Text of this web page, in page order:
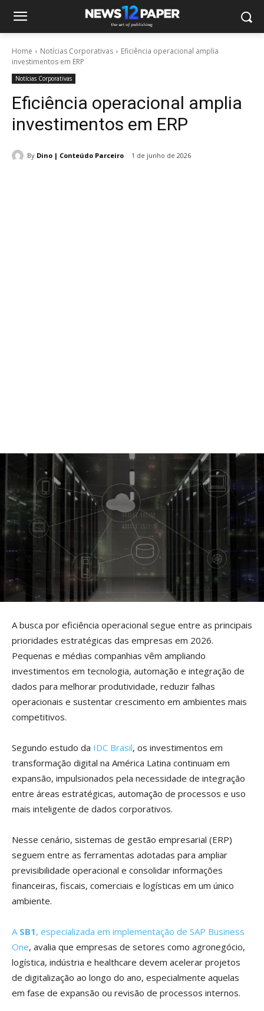
Home Notícias Corporativas
Eficiência operacional amplia
investimentos em ERP
Notícias Corporativas
Eficiência operacional amplia
investimentos em ERP
By Dino | Conteúdo Parceiro 1 de junho de 2026
A busca por eficiência operacional segue entre as principais
prioridades estratégicas das empresas em 2026.
Pequenas e médias companhias vêm ampliando
investimentos em tecnologia, automação e integração de
dados para melhorar produtividade, reduzir falhas
operacionais e sustentar crescimento em ambientes mais
competitivos.
Segundo estudo da IDC Brasil, os investimentos em
transformação digital na América Latina continuam em
expansão, impulsionados pela necessidade de integração
entre áreas estratégicas, automação de processos e uso
mais inteligente de dados corporativos.
Nesse cenário, sistemas de gestão empresarial (ERP)
seguem entre as ferramentas adotadas para ampliar
previsibilidade operacional e consolidar informações
financeiras, fiscais, comerciais e logísticas em um único
ambiente.
A SB1, especializada em implementação de SAP Business
One, avalia que empresas de setores como agronegócio,
logística, indústria e healthcare devem acelerar projetos
de digitalização ao longo do ano, especialmente aquelas
em fase de expansão ou revisão de processos internos.